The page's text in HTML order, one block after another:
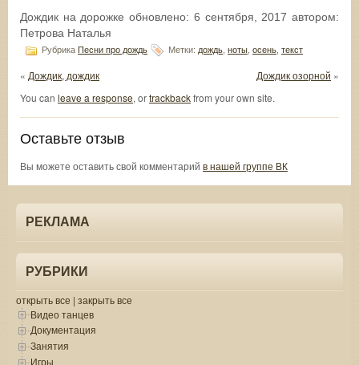
Дождик на дорожке обновлено: 6 сентября, 2017 автором:
Петрова Наталья
Рубрика Песни про дождь Метки: дождь ноты осень текст
« Дождик, дождик Дождик озорной »
You can leave a response, ortrackbackfrom your own site.
Оставьте отзыв
Вы можете оставить свой комментарий в нашей группе ВК
РЕКЛАМА
РУБРИКИ
открыть все | закрыть все
Видео танцев
Документация
Занятия
Игры